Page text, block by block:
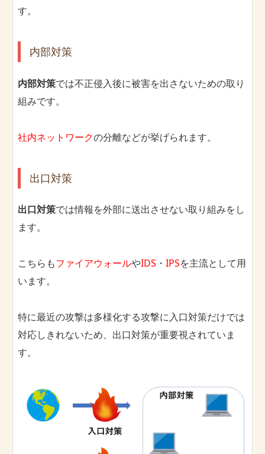
す。
内部対策
内部対策では不正侵入後に被害を出さないための取り
組みです。
社内ネットワークの分離などが挙げられます。
出口対策
出口対策では情報を外部に送出させない取り組みをし
ます。
こちらもファイアウォールやIDS ・ IPSを主流として用
います。
特に最近の攻撃は多様化する攻撃に入口対策だけでは
対応しきれないため、出口対策が重要視されていま
す。